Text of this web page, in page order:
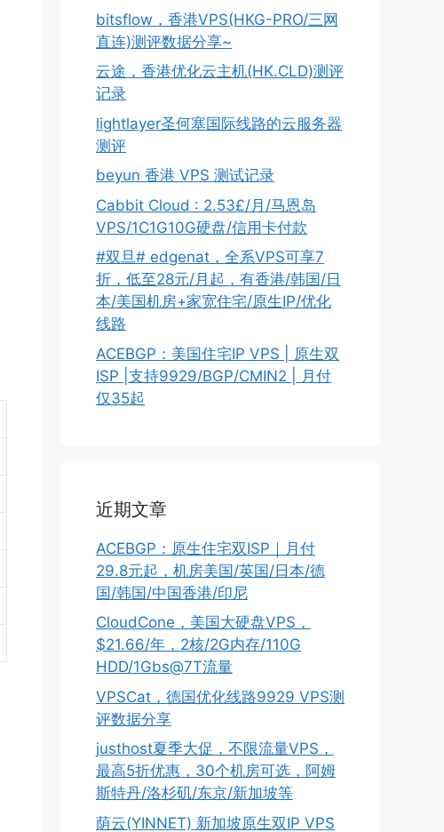
bitsflow，香港VPS(HKG-PRO/三网
直连)测评数据分享~
云途，香港优化云主机(HK.CLD)测评
记录
lightlayer圣何塞国际线路的云服务器
测评
beyun 香港 VPS 测试记录
Cabbit Cloud : 2.53£/月/马恩岛
VPS/1C1G10G硬盘/信用卡付款
#双旦# edgenat，全系VPS可享7
折，低至28元/月起，有香港/韩国/日
本/美国机房+家宽住宅/原生IP/优化
线路
ACEBGP：美国住宅IP VPS | 原生双
ISP |支持9929/BGP/CMIN2 | 月付
仅35起
近期文章
ACEBGP：原生住宅双ISP｜月付
29.8元起，机房美国/英国/日本/德
国/韩国/中国香港/印尼
CloudCone，美国大硬盘VPS，
$21.66/年，2核/2G内存/110G
HDD/1Gbs@7T流量
VPSCat，德国优化线路9929 VPS测
评数据分享
justhost夏季大促，不限流量VPS，
最高5折优惠，30个机房可选，阿姆
斯特丹/洛杉矶/东京/新加坡等
荫云(YINNET) 新加坡原生双IP VPS